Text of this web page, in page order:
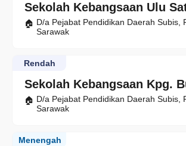
Sekolah Kebangsaan Ulu
D/a Pejabat Pendidikan Daerah Subis,
Sarawak
Sekolah Kebangsaan Kpg.
Rendah
D/a Pejabat Pendidikan Daerah Subis,
Sarawak
Menengah